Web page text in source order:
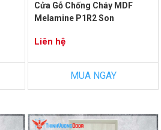
Cửa Gỗ Chống Cháy MDF
Melamine P1R2 Son
Liên hệ
MUA NGAY